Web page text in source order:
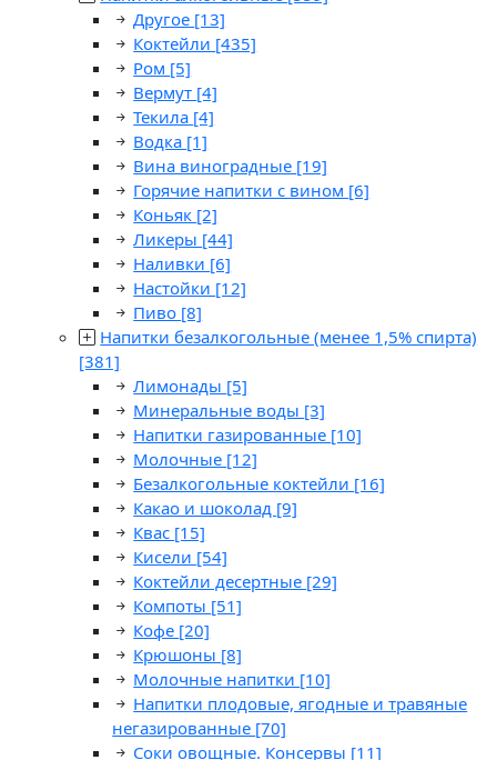
Другое [13]
Коктейли [435]
Ром [5]
Вермут [4]
Текила [4]
Водка [1]
Вина виноградные [19]
Горячие напитки с вином [6]
Коньяк [2]
Ликеры [44]
Наливки [6]
Настойки [12]
Пиво [8]
Напитки безалкогольные (менее 1,5% спирта)
[381]
Лимонады [5]
Минеральные воды [3]
Напитки газированные [10]
Молочные [12]
Безалкогольные коктейли [16]
Какао и шоколад [9]
Квас [15]
Кисели [54]
Коктейли десертные [29]
Компоты [51]
Кофе [20]
Крюшоны [8]
Молочные напитки [10]
Напитки плодовые, ягодные и травяные
негазированные [70]
Соки овощные. Консервы [11]